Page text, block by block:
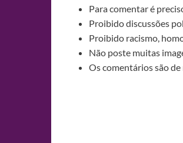
Para comentar é
Proibido discussões
Proibido racismo,
Não poste muitas
Os comentários são